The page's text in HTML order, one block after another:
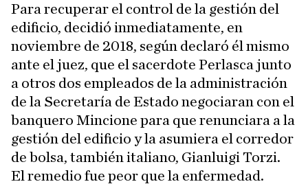
Para recuperar el control de la gestión del
edificio, decidió inmediatamente, en
noviembre de 2018, según declaró él mismo
ante el juez, que el sacerdote Perlasca junto
a otros dos empleados de la administración
de la Secretaría de Estado negociaran con el
banquero Mincione para que renunciara a la
gestión del edificio y la asumiera el corredor
de bolsa, también italiano, Gianluigi Torzi.
El remedio fue peor que la enfermedad.